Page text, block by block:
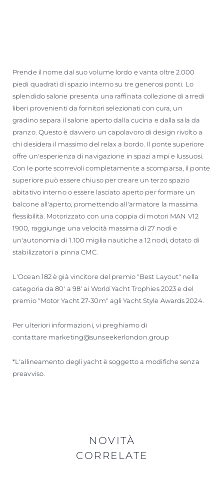
Prende il nome dal suo volume lordo e vanta oltre 2.000
piedi quadrati di spazio interno su tre generosi ponti. Lo
splendido salone presenta una raffinata collezione di arredi
liberi provenienti da fornitori selezionati con cura, un
gradino separa il salone aperto dalla cucina e dalla sala da
pranzo. Questo è davvero un capolavoro di design rivolto a
chi desidera il massimo del relax a bordo. Il ponte superiore
offre un'esperienza di navigazione in spazi ampi e lussuosi.
Con le porte scorrevoli completamente a scomparsa, il ponte
superiore può essere chiuso per creare un terzo spazio
abitativo interno o essere lasciato aperto per formare un
balcone all'aperto, promettendo all'armatore la massima
flessibilità. Motorizzato con una coppia di motori MAN V12
1900, raggiunge una velocità massima di 27 nodi e
un'autonomia di 1.100 miglia nautiche a 12 nodi, dotato di
stabilizzatori a pinna CMC.
L'Ocean 182 è già vincitore del premio "Best Layout" nella
categoria da 80' a 98' ai World Yacht Trophies 2023 e del
premio "Motor Yacht 27-30m" agli Yacht Style Awards 2024.
Per ulteriori informazioni, vi preghiamo di
contattare marketing@sunseekerlondon.group
*L'allineamento degli yacht è soggetto a modifiche senza
preavviso.
NOVITÀ
CORRELATE